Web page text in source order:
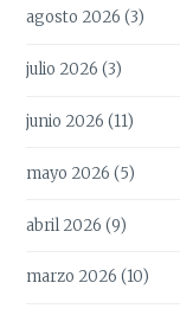
agosto 2026 (3)
julio 2026 (3)
junio 2026 (11)
mayo 2026 (5)
abril 2026 (9)
marzo 2026 (10)